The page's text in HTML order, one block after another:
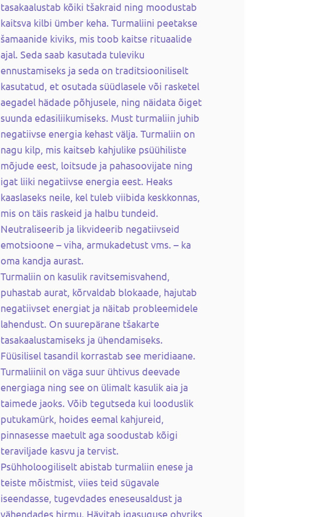
tasakaalustab kõiki tšakraid ning moodustab
kaitsva kilbi ümber keha. Turmaliini peetakse
šamaanide kiviks, mis toob kaitse rituaalide
ajal. Seda saab kasutada tuleviku
ennustamiseks ja seda on traditsiooniliselt
kasutatud, et osutada süüdlasele või rasketel
aegadel hädade põhjusele, ning näidata õiget
suunda edasiliikumiseks. Must turmaliin juhib
negatiivse energia kehast välja. Turmaliin on
nagu kilp, mis kaitseb kahjulike psüühiliste
mõjude eest, loitsude ja pahasoovijate ning
igat liiki negatiivse energia eest. Heaks
kaaslaseks neile, kel tuleb viibida keskkonnas,
mis on täis raskeid ja halbu tundeid.
Neutraliseerib ja likvideerib negatiivseid
emotsioone – viha, armukadetust vms. – ka
oma kandja aurast.
Turmaliin on kasulik ravitsemisvahend,
puhastab aurat, kõrvaldab blokaade, hajutab
negatiivset energiat ja näitab probleemidele
lahendust. On suurepärane tšakarte
tasakaalustamiseks ja ühendamiseks.
Füüsilisel tasandil korrastab see meridiaane.
Turmaliinil on väga suur ühtivus deevade
energiaga ning see on ülimalt kasulik aia ja
taimede jaoks. Võib tegutseda kui looduslik
putukamürk, hoides eemal kahjureid,
pinnasesse maetult aga soodustab kõigi
teraviljade kasvu ja tervist.
Psühholoogiliselt abistab turmaliin enese ja
teiste mõistmist, viies teid sügavale
iseendasse, tugevdades eneseusaldust ja
vähendades hirmu. Hävitab igasuguse ohvriks